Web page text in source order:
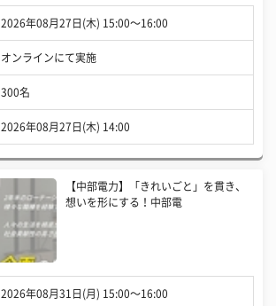
2026年08月27日(木) 15:00〜16:00
オンラインにて実施
300名
2026年08月27日(木) 14:00
【中部電力】「きれいごと」を貫き、
想いを形にする！中部電
2026年08月31日(月) 15:00〜16:00